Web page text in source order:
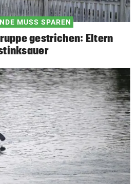
MUSS SPAREN
gestrichen: Eltern